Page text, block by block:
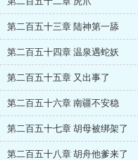
第二百五十三章 陆神第一舔
第二百五十四章 温泉遇蛇妖
第二百五十五章 又出事了
第二百五十六章 南疆不安稳
第二百五十七章 胡母被绑架了
第二百五十八章 胡舟他爹来了